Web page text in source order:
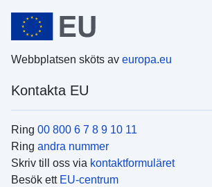
Webbplatsen sköts av europa.eu
Kontakta EU
Ring 00 800 6 7 8 9 10 11
Ring andra nummer
Skriv till oss via kontaktformuläret
Besök ett EU-centrum